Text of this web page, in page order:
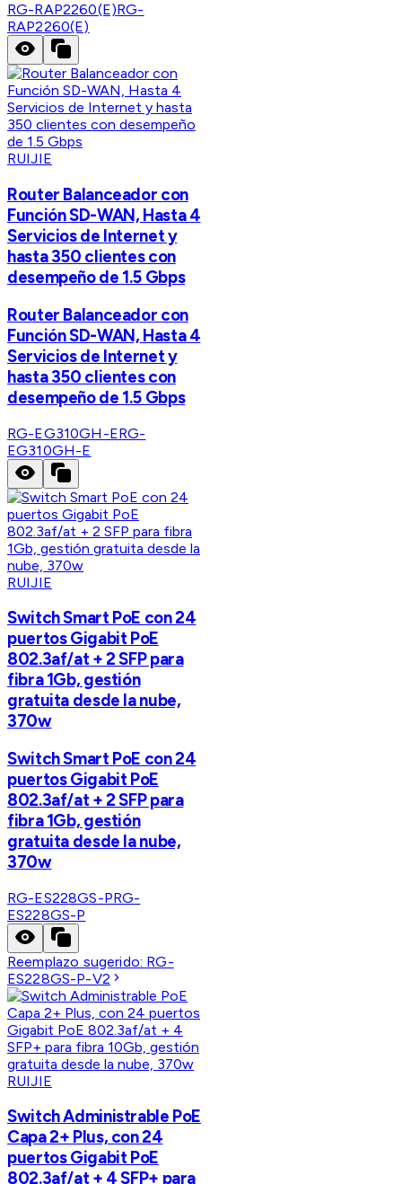
RG-RAP2260(E)RG-
RAP2260(E)
RUIJIE
Router Balanceador con
Función SD-WAN, Hasta 4
Servicios de Internet y
hasta 350 clientes con
desempeño de 1.5 Gbps
Router Balanceador con
Función SD-WAN, Hasta 4
Servicios de Internet y
hasta 350 clientes con
desempeño de 1.5 Gbps
RG-EG310GH-ERG-
EG310GH-E
RUIJIE
Switch Smart PoE con 24
puertos Gigabit PoE
802.3af/at + 2 SFP para
fibra 1Gb, gestión
gratuita desde la nube,
370w
Switch Smart PoE con 24
puertos Gigabit PoE
802.3af/at + 2 SFP para
fibra 1Gb, gestión
gratuita desde la nube,
370w
RG-ES228GS-PRG-
ES228GS-P
Reemplazo sugerido: RG-
ES228GS-P-V2
RUIJIE
Switch Administrable PoE
Capa 2+ Plus, con 24
puertos Gigabit PoE
802.3af/at + 4 SFP+ para